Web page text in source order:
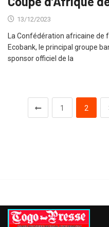
13/12/2023
La Confédération africaine de
Ecobank, le principal groupe
sponsor officiel de la
1 2